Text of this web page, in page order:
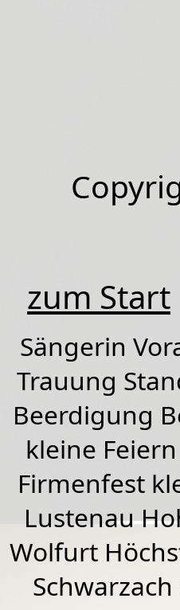
zum Start
Sängerin
Trauung
Beerdigung
kleine
Firmenfest
Lustenau
Wolfurt
Schwarzach